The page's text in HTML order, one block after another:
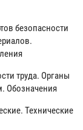
безопасности
труда. Органы
Обозначения
Технические